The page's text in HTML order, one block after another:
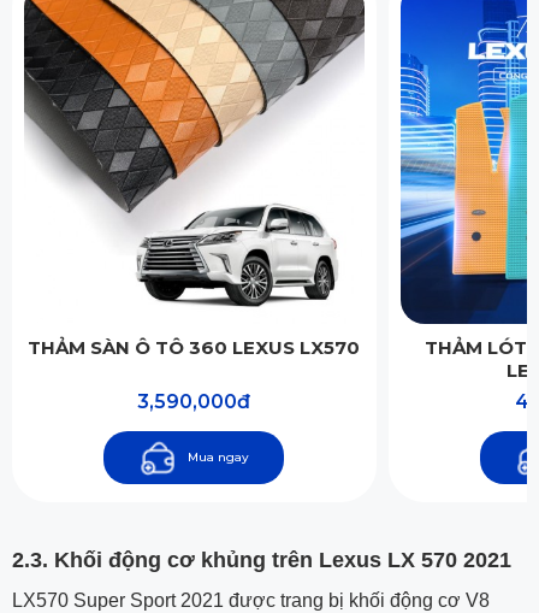
THẢM SÀN Ô TÔ 360 LEXUS LX570
3,590,000đ
Mua ngay
THẢM LÓT
2.3. Khối động cơ khủng trên Lexus LX 570 2021
LX570 Super Sport 2021 được trang bị khối động cơ V8